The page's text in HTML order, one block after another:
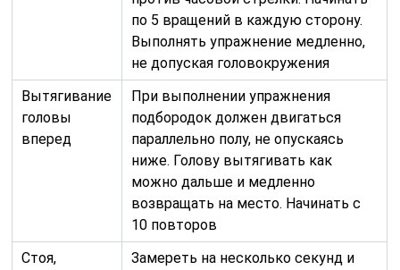
по 5 вращений в каждую сторону.
Выполнять упражнение медленно,
не допуская головокружения
Вытягивание
головы
вперед
При выполнении упражнения
подбородок должен двигаться
параллельно полу, не опускаясь
ниже. Голову вытягивать как
можно дальше и медленно
возвращать на место. Начинать с
10 повторов
Стоя,
Замереть на несколько секунд и